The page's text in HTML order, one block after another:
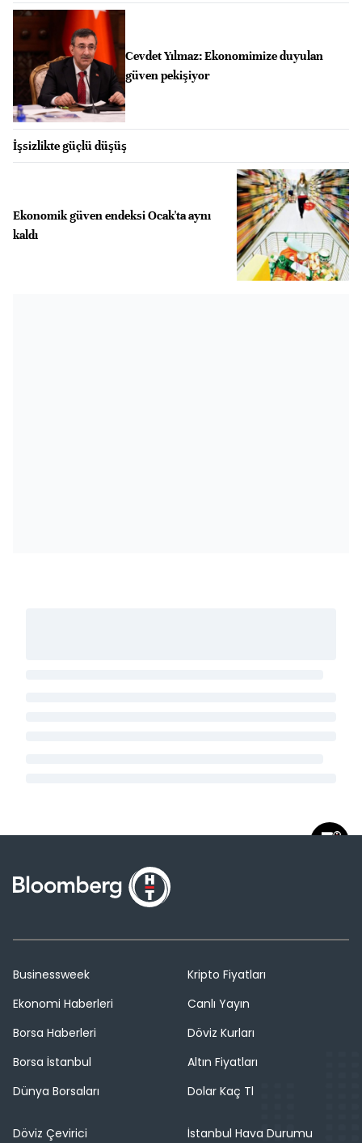
Cevdet Yılmaz: Ekonomimize duyulan
güven pekişiyor
İşsizlikte güçlü düşüş
Ekonomik güven endeksi Ocak'ta aynı
kaldı
Businessweek
Ekonomi Haberleri
Borsa Haberleri
Borsa İstanbul
Dünya Borsaları
Kripto Fiyatları
Canlı Yayın
Döviz Kurları
Altın Fiyatları
Dolar Kaç Tl
Döviz Çevirici
İstanbul Hava Durumu